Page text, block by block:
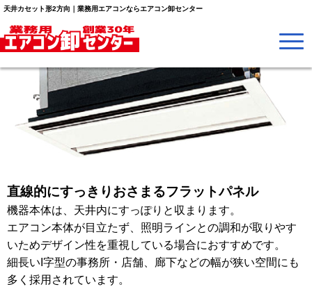
天井カセット形2方向｜業務用エアコンならエアコン卸センター
直線的にすっきりおさまるフラットパネル
機器本体は、天井内にすっぽりと収まります。
エアコン本体が目立たず、照明ラインとの調和が取りやす
いためデザイン性を重視している場合におすすめです。
細長いI字型の事務所・店舗、廊下などの幅が狭い空間にも
多く採用されています。